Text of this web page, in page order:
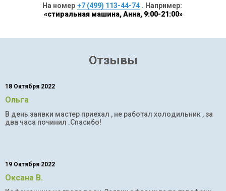
На номер +7 (499) 113-44-74 . Например:
«стиральная машина, Анна, 9:00-21:00»
Отзывы
18 Октября 2022
Ольга
В день заявки мастер приехал , не работал холодильник , за
два часа починил .Спасибо!
19 Октября 2022
Оксана В.